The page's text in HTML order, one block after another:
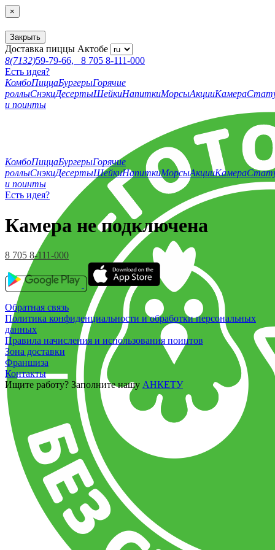
×
Закрыть
Доставка пиццы Актобе
8(7132)59-79-66,
8 705 8-111-000
Есть идея?
КомбоПиццаБургерыГорячие
роллыСнэкиДесертыШейкиНапиткиМорсыАкцииКамера
и поинты
КомбоПиццаБургерыГорячие
роллыСнэкиДесертыШейкиНапиткиМорсыАкцииКамера
и поинты
Есть идея?
Камера не подключена
8 705 8-111-000
Обратная связь
Политика конфиденциальности и обработки персональных
данных
Правила начисления и использования поинтов
Зона доставки
Франшиза
Контакты
Ищите работу? Заполните нашу АНКЕТУ